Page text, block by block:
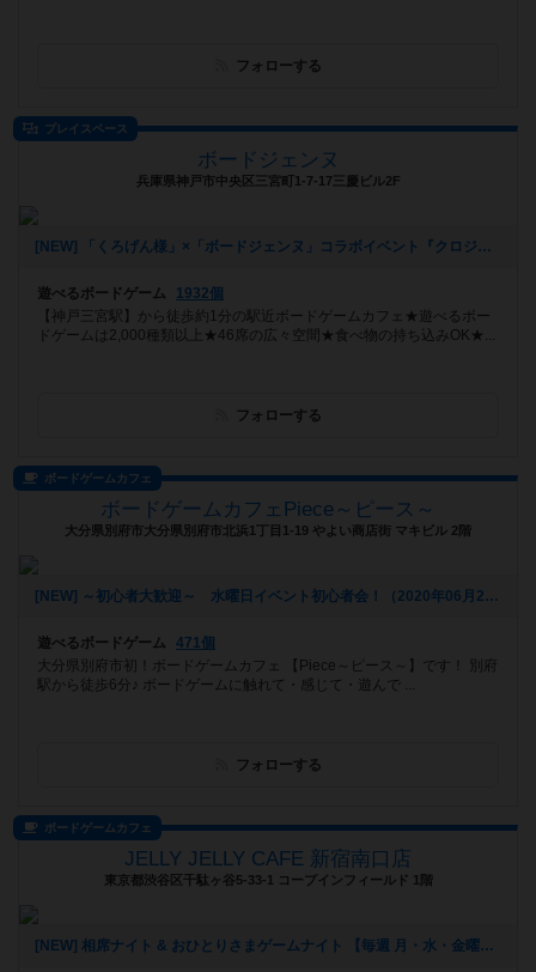
フォローする
プレイスペース
ボードジェンヌ
兵庫県神戸市中央区三宮町1-7-17三慶ビル2F
[NEW] 「くろげん様」×「ボードジェンヌ」コラボイベント『クロジェンヌ会』（2021年02月13日 14時21分）
遊べるボードゲーム
1932個
【神戸三宮駅】から徒歩約1分の駅近ボードゲームカフェ★遊べるボー
ドゲームは2,000種類以上★46席の広々空間★食べ物の持ち込みOK★...
フォローする
ボードゲームカフェ
ボードゲームカフェPiece～ピース～
大分県別府市大分県別府市北浜1丁目1-19 やよい商店街 マキビル 2階
[NEW] ～初心者大歓迎～ 水曜日イベント初心者会！（2020年06月21日 17時50分）
遊べるボードゲーム
471個
大分県別府市初！ボードゲームカフェ 【Piece～ピース～】です！ 別府
駅から徒歩6分♪ ボードゲームに触れて・感じて・遊んで ...
フォローする
ボードゲームカフェ
JELLY JELLY CAFE 新宿南口店
東京都渋谷区千駄ヶ谷5-33-1​ コープインフィールド 1階
[NEW] 相席ナイト & おひとりさまゲームナイト 【毎週 月・水・金曜日】（2020年02月28日 16時56分）